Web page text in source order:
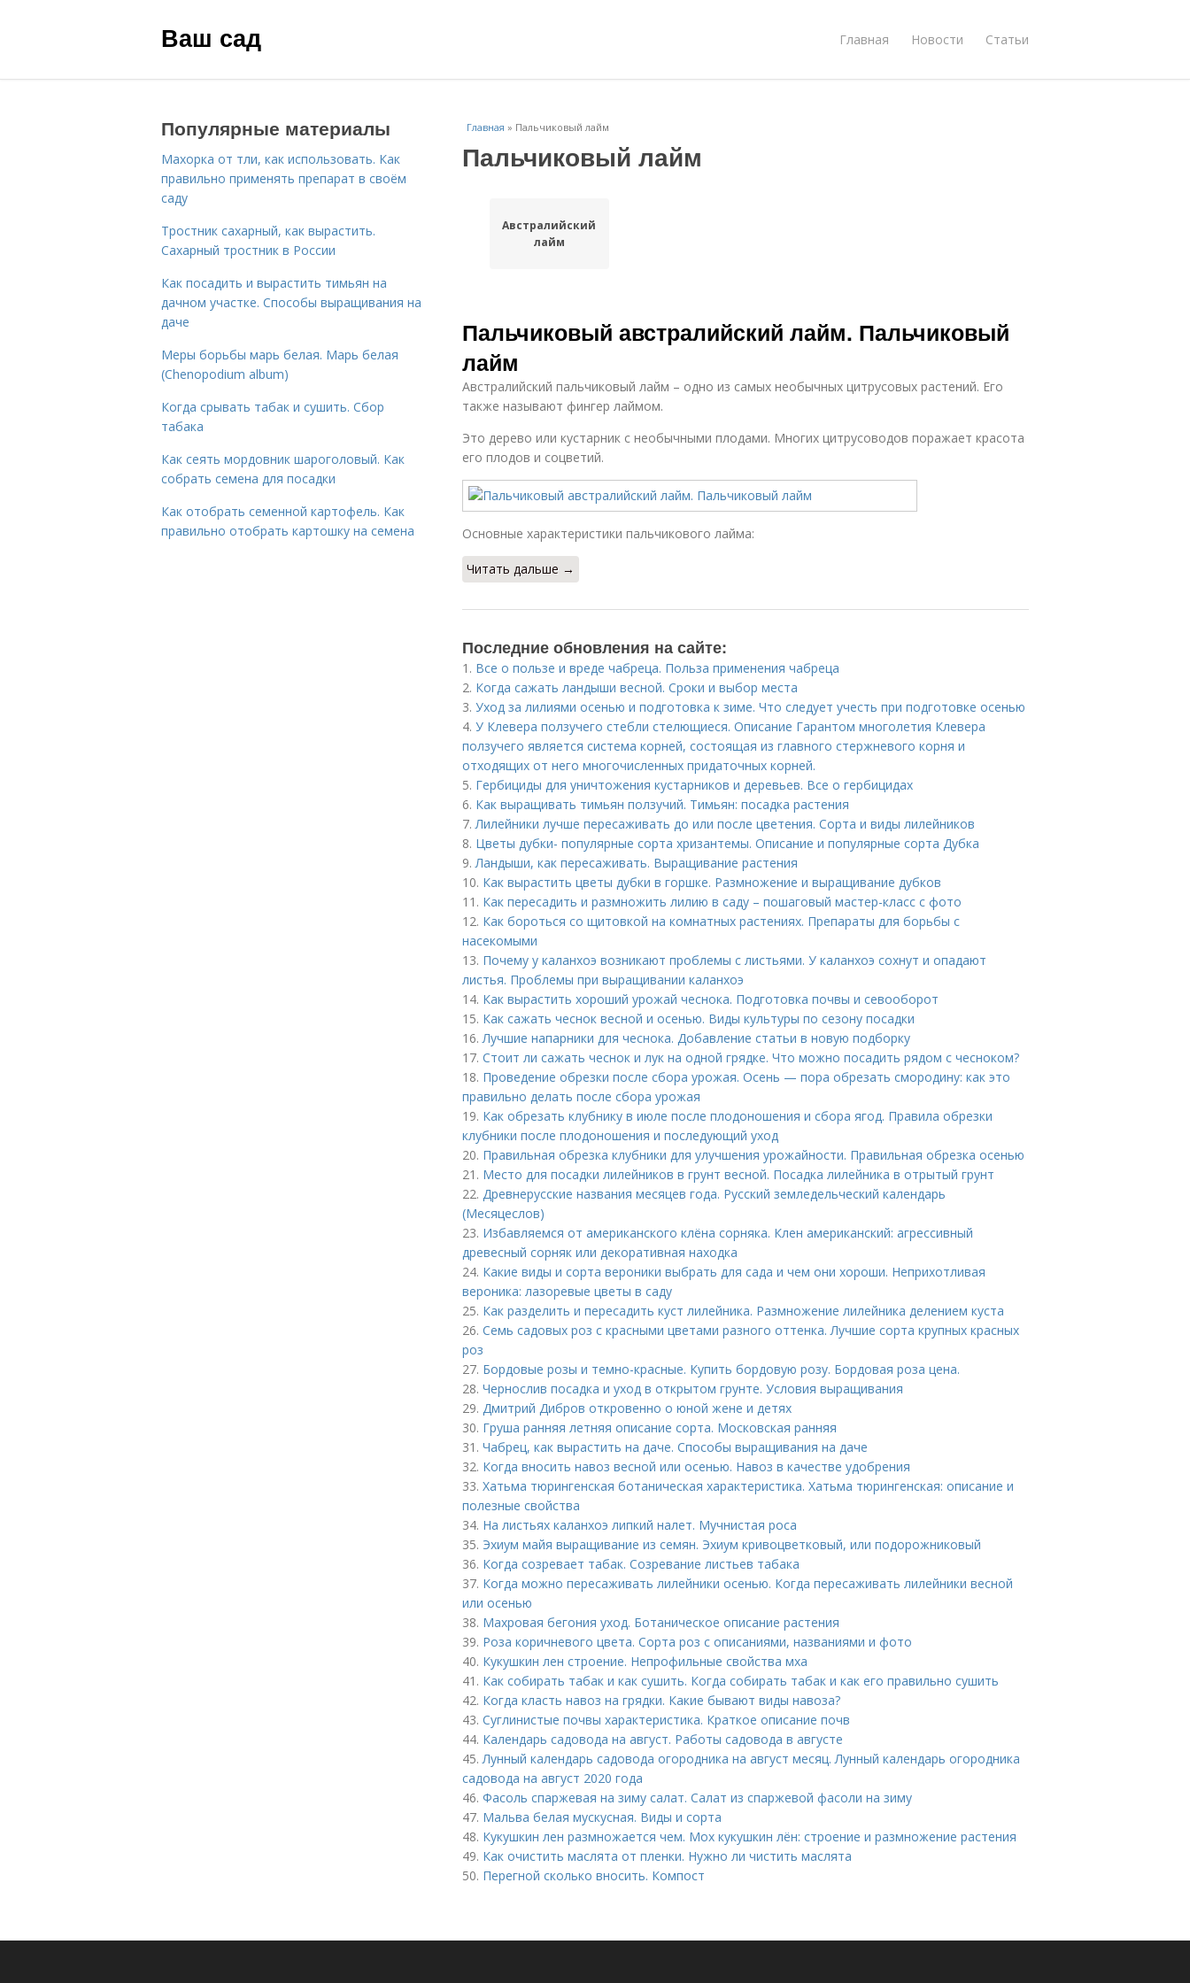
Ваш сад Главная Новости Статьи
Главная » Пальчиковый лайм
Пальчиковый лайм
Австралийский
лайм
Пальчиковый австралийский лайм. Пальчиковый
лайм
Австралийский пальчиковый лайм – одно из самых необычных цитрусовых растений. Его
также называют фингер лаймом.
Это дерево или кустарник с необычными плодами. Многих цитрусоводов поражает красота
его плодов и соцветий.
Основные характеристики пальчикового лайма:
Читать дальше →
Последние обновления на сайте:
1. Все о пользе и вреде чабреца. Польза применения чабреца
2. Когда сажать ландыши весной. Сроки и выбор места
3. Уход за лилиями осенью и подготовка к зиме. Что следует учесть при подготовке осенью
4. У Клевера ползучего стебли стелющиеся. Описание Гарантом многолетия Клевера
ползучего является система корней, состоящая из главного стержневого корня и
отходящих от него многочисленных придаточных корней.
5. Гербициды для уничтожения кустарников и деревьев. Все о гербицидах
6. Как выращивать тимьян ползучий. Тимьян: посадка растения
7.Лилейники лучше пересаживать до или после цветения. Сорта и виды лилейников
8. Цветы дубки- популярные сорта хризантемы. Описание и популярные сорта Дубка
9.Ландыши, как пересаживать. Выращивание растения
10. Как вырастить цветы дубки в горшке. Размножение и выращивание дубков
11. Как пересадить и размножить лилию в саду – пошаговый мастер-класс с фото
12. Как бороться со щитовкой на комнатных растениях. Препараты для борьбы с
насекомыми
13. Почему у каланхоэ возникают проблемы с листьями. У каланхоэ сохнут и опадают
листья. Проблемы при выращивании каланхоэ
14. Как вырастить хороший урожай чеснока. Подготовка почвы и севооборот
15. Как сажать чеснок весной и осенью. Виды культуры по сезону посадки
16.Лучшие напарники для чеснока. Добавление статьи в новую подборку
17. Стоит ли сажать чеснок и лук на одной грядке. Что можно посадить рядом с чесноком?
18. Проведение обрезки после сбора урожая. Осень — пора обрезать смородину: как это
правильно делать после сбора урожая
19. Как обрезать клубнику в июле после плодоношения и сбора ягод. Правила обрезки
клубники после плодоношения и последующий уход
20. Правильная обрезка клубники для улучшения урожайности. Правильная обрезка осенью
21. Место для посадки лилейников в грунт весной. Посадка лилейника в отрытый грунт
22. Древнерусские названия месяцев года. Русский земледельческий календарь
(Месяцеслов)
23. Избавляемся от американского клёна сорняка. Клен американский: агрессивный
древесный сорняк или декоративная находка
24. Какие виды и сорта вероники выбрать для сада и чем они хороши. Неприхотливая
вероника: лазоревые цветы в саду
25. Как разделить и пересадить куст лилейника. Размножение лилейника делением куста
26. Семь садовых роз с красными цветами разного оттенка. Лучшие сорта крупных красных
роз
27. Бордовые розы и темно-красные. Купить бордовую розу. Бордовая роза цена.
28. Чернослив посадка и уход в открытом грунте. Условия выращивания
29. Дмитрий Дибров откровенно о юной жене и детях
30. Груша ранняя летняя описание сорта. Московская ранняя
31. Чабрец, как вырастить на даче. Способы выращивания на даче
32. Когда вносить навоз весной или осенью. Навоз в качестве удобрения
33. Хатьма тюрингенская ботаническая характеристика. Хатьма тюрингенская: описание и
полезные свойства
34. На листьях каланхоэ липкий налет. Мучнистая роса
35. Эхиум майя выращивание из семян. Эхиум кривоцветковый, или подорожниковый
36. Когда созревает табак. Созревание листьев табака
37. Когда можно пересаживать лилейники осенью. Когда пересаживать лилейники весной
или осенью
38. Махровая бегония уход. Ботаническое описание растения
39. Роза коричневого цвета. Сорта роз с описаниями, названиями и фото
40. Кукушкин лен строение. Непрофильные свойства мха
41. Как собирать табак и как сушить. Когда собирать табак и как его правильно сушить
42. Когда класть навоз на грядки. Какие бывают виды навоза?
43. Суглинистые почвы характеристика. Краткое описание почв
44. Календарь садовода на август. Работы садовода в августе
45.Лунный календарь садовода огородника на август месяц. Лунный календарь огородника
садовода на август 2020 года
46. Фасоль спаржевая на зиму салат. Салат из спаржевой фасоли на зиму
47. Мальва белая мускусная. Виды и сорта
48. Кукушкин лен размножается чем. Мох кукушкин лён: строение и размножение растения
49. Как очистить маслята от пленки. Нужно ли чистить маслята
50. Перегной сколько вносить. Компост
Популярные материалы
Махорка от тли, как использовать. Как
правильно применять препарат в своём
саду
Тростник сахарный, как вырастить.
Сахарный тростник в России
Как посадить и вырастить тимьян на
дачном участке. Способы выращивания на
даче
Меры борьбы марь белая. Марь белая
(Chenopodium album)
Когда срывать табак и сушить. Сбор
табака
Как сеять мордовник шароголовый. Как
собрать семена для посадки
Как отобрать семенной картофель. Как
правильно отобрать картошку на семена